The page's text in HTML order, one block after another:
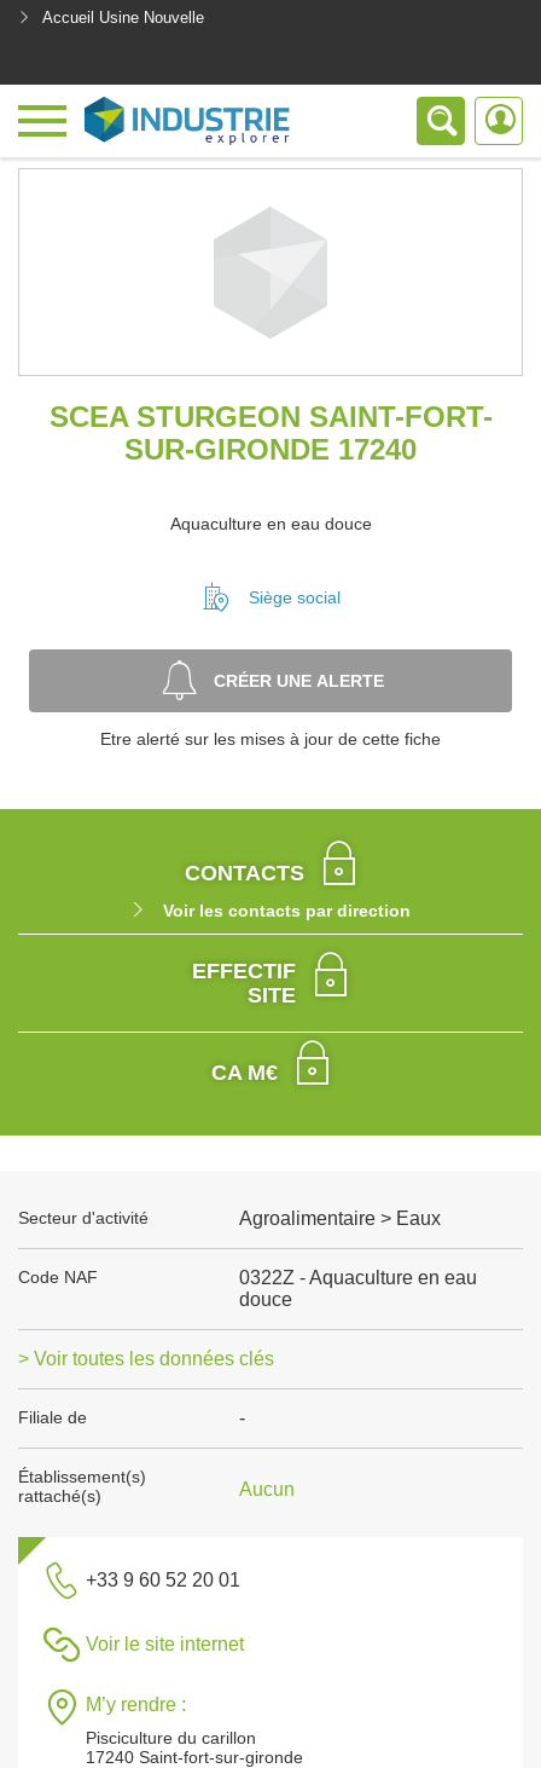
Accueil Usine Nouvelle
SCEA STURGEON SAINT-FORT-
SUR-GIRONDE 17240
Aquaculture en eau douce
Siège social
CRÉER UNE ALERTE
Etre alerté sur les mises à jour de cette fiche
CONTACTS
Voir les contacts par direction
EFFECTIF
SITE
CA M€
Secteur d'activité Agroalimentaire > Eaux
Code NAF
0322Z - Aquaculture en eau
douce
> Voir toutes les données clés
Filiale de -
Établissement(s)
rattaché(s)
Aucun
+33 9 60 52 20 01
Voir le site internet
M’y rendre :
Pisciculture du carillon
17240 Saint-fort-sur-gironde